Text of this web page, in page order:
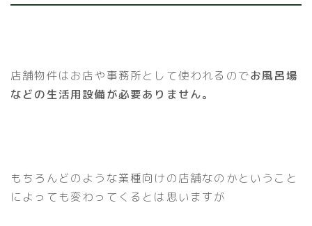
店舗物件はお店や事務所として使われるのでお風呂場
などの生活用設備が必要ありません。
もちろんどのような業種向けの店舗なのかということ
によっても変わってくるとは思いますが